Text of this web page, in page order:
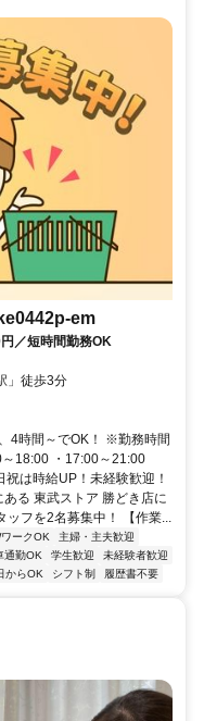
em
／短時間勤務OK
」徒歩3分
4時間～でOK！ ※勤務時間
18:00 ・17:00～21:00
は時給UP！未経験歓迎！
る 東武ストア 勝どき店に
ッフを2名募集中！ 【作業...
ークOK
主婦・主夫歓迎
通勤OK 学生歓迎
未経験者歓迎
からOK シフト制 履歴書不要